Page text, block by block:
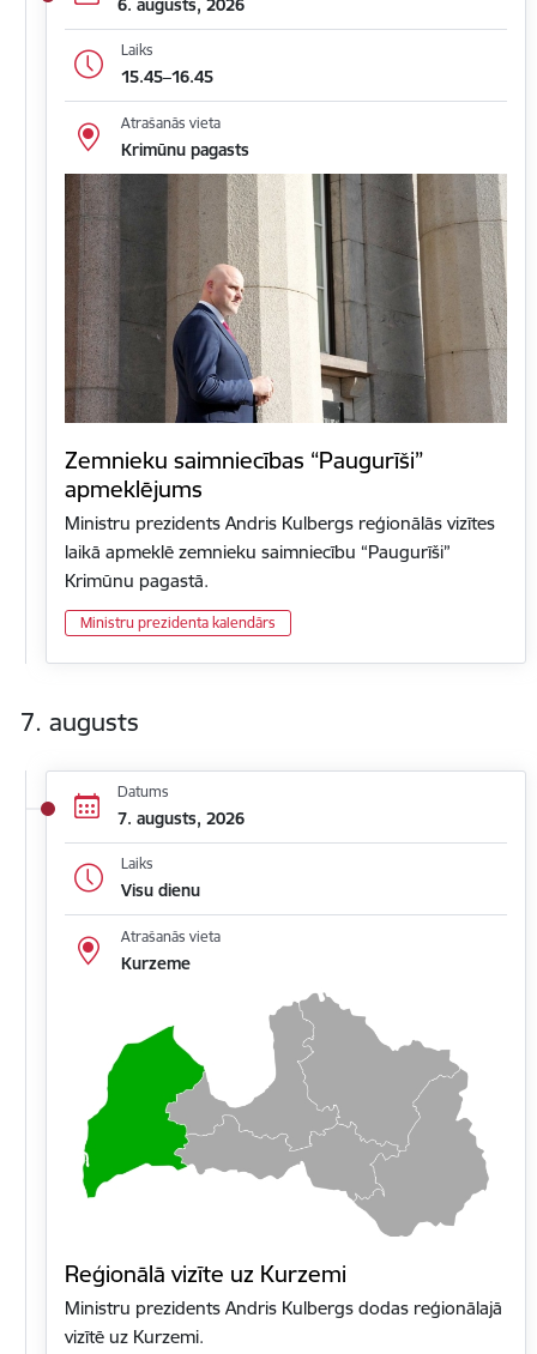
6. augusts, 2026
Laiks
15.45–16.45
Atrašanās vieta
Krimūnu pagasts
Zemnieku saimniecības “Paugurīši”
apmeklējums
Ministru prezidents Andris Kulbergs reģionālās vizītes
laikā apmeklē zemnieku saimniecību “Paugurīši”
Krimūnu pagastā.
Ministru prezidenta kalendārs
7. augusts
Datums
7. augusts, 2026
Laiks
Visu dienu
Atrašanās vieta
Kurzeme
Reģionālā vizīte uz Kurzemi
Ministru prezidents Andris Kulbergs dodas reģionālajā
vizītē uz Kurzemi.